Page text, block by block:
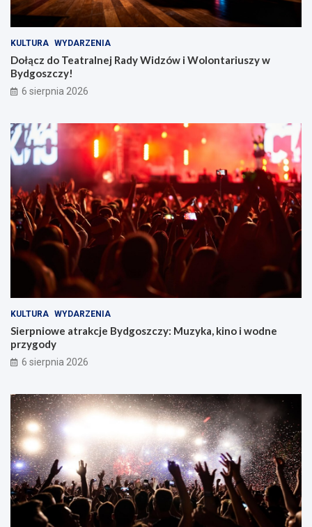
KULTURA WYDARZENIA
Dołącz do Teatralnej Rady Widzów i Wolontariuszy w
Bydgoszczy!
6 sierpnia 2026
KULTURA WYDARZENIA
Sierpniowe atrakcje Bydgoszczy: Muzyka, kino i wodne
przygody
6 sierpnia 2026